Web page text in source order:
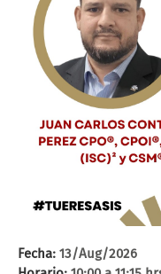
Fecha: 13/Aug/2026